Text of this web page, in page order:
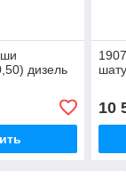
дизель
10